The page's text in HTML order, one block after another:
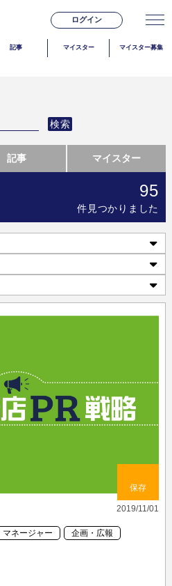
ログイン
記事 マイスター マイスター募集
検索
記事 マイスター
95
件見つかりました
保存
2019/11/01
マネージャー 企画・広報